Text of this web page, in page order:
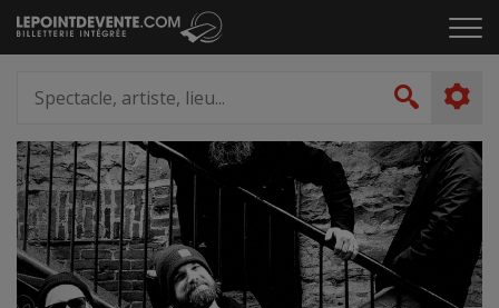
Passer
au
le
artiste,
lieu...